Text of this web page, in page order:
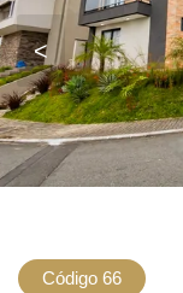
<
Código 66